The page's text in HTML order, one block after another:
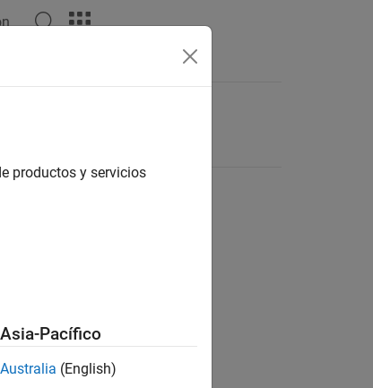
productos y servicios
Asia-Pacífico
Australia (English)